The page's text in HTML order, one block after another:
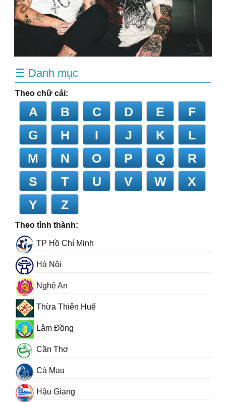
☰ Danh mục
Theo chữ cái:
A B C D E
F
G
H I J K
L
M
N O P Q
R
S
T U V W
X
Y
Z
Theo tỉnh thành:
TP Hồ Chí Minh
Hà Nội
Nghệ An
Thừa Thiên Huế
Lâm Đồng
Cần Thơ
Cà Mau
Hậu Giang